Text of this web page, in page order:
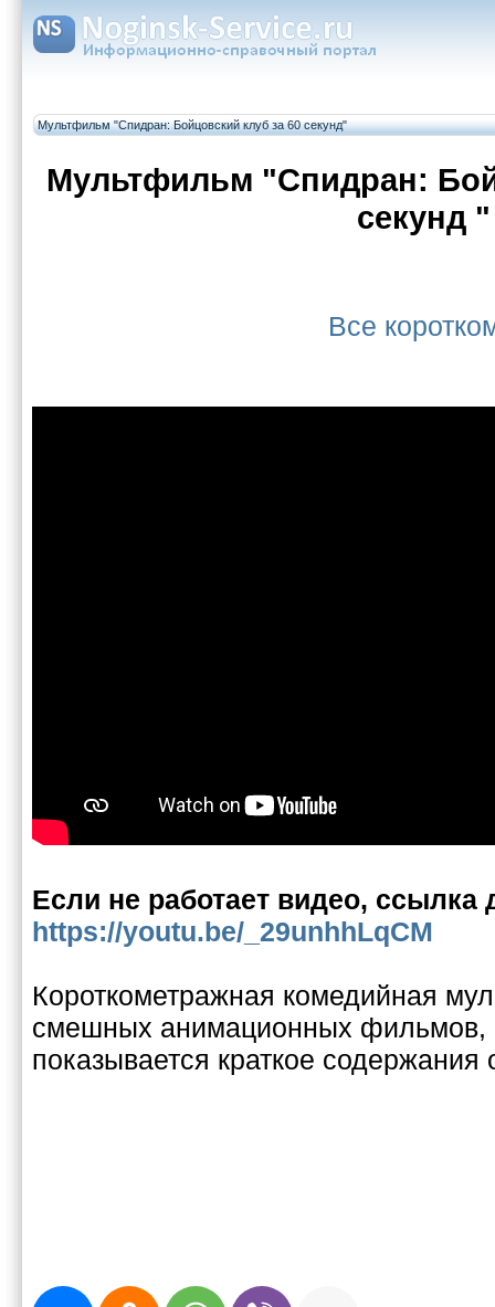
Мультфильм "Спидран: Бойцовский клуб за 60 секунд"
Мультфильм "Спидран:
секунд "
Все
Если не работает видео, ссылка
https://youtu.be/_29unhhLqCM
Короткометражная комедийная
смешных анимационных фильмов,
показывается краткое